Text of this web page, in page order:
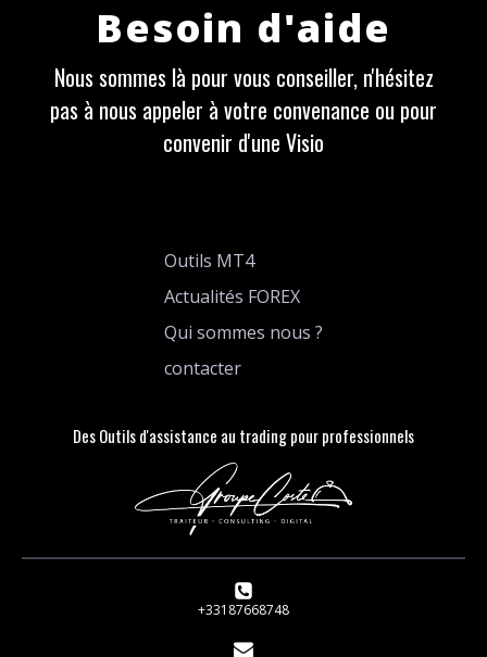
Besoin d'aide
Nous sommes là pour vous conseiller, n'hésitez
pas à nous appeler à votre convenance ou pour
convenir d'une Visio
Outils MT4
Actualités FOREX
Qui sommes nous ?
contacter
Des Outils d'assistance au trading pour professionnels
+33187668748